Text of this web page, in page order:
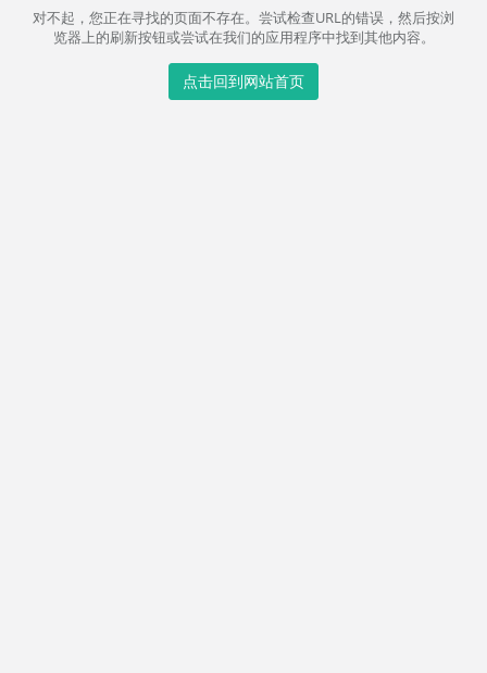
对不起，您正在寻找的页面不存在。尝试检查URL的错误，然后按浏
览器上的刷新按钮或尝试在我们的应用程序中找到其他内容。
点击回到网站首页